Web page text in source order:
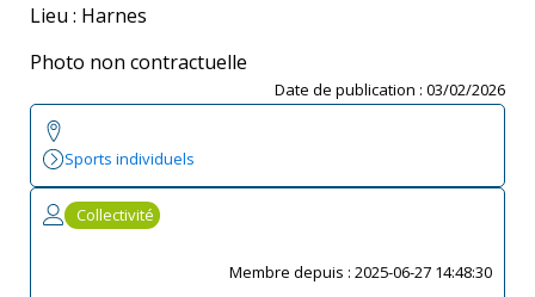
Lieu : Harnes
Photo non contractuelle
Date de publication :03/02/2026
Sports individuels
Collectivité
Membre depuis : 2025-06-27 14:48:30